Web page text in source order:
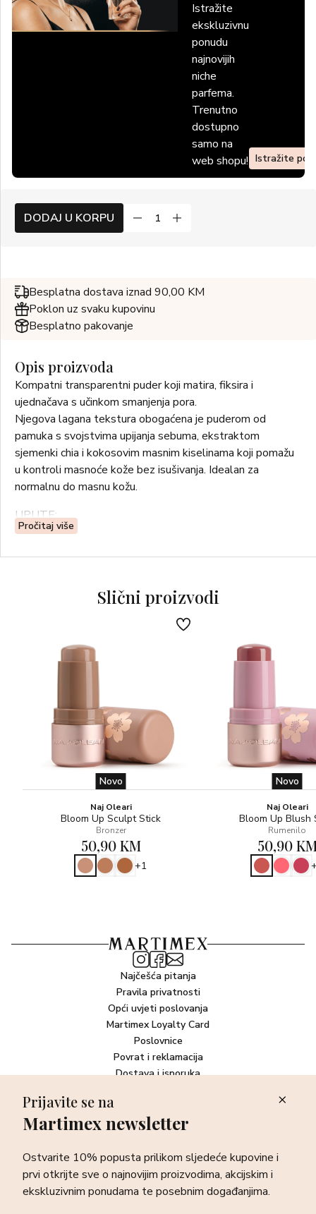
Istražite
ekskluzivnu
ponudu
najnovijih
niche
parfema.
Trenutno
dostupno
samo na
web shopu! Istražite
DODAJ U KORPU
Besplatna dostava iznad 90,00 KM
Poklon uz svaku kupovinu
Besplatno pakovanje
Opis proizvoda
Kompatni transparentni puder koji matira, fiksira i
ujednačava s učinkom smanjenja pora.
Njegova lagana tekstura obogaćena je puderom od
pamuka s svojstvima upijanja sebuma, ekstraktom
sjemenki chia i kokosovim masnim kiselinama koji pomažu
u kontroli masnoće kože bez isušivanja. Idealan za
normalnu do masnu kožu.
UPUTE:
Koristite priloženi aplikator za nanošenje pudera na čelo,
za popravke tijekom dana.
Pročitaj više
Slični proizvodi
Novo
Naj Oleari
Bloom Up Sculpt Stick
Bronzer
50,90 KM
+1
Novo
Naj Oleari
Bloom Up Blush
Rumenilo
50,90
Najčešća pitanja
Pravila privatnosti
Opći uvjeti poslovanja
Martimex Loyalty Card
Poslovnice
Povrat i reklamacija
Dostava i isporuka
Newsletter
sve o najnovijim proizvodima, akcijskim i ekskluzivnim
ponudama te posebnim događanjima.
Prijava
Prijavite se na
Martimex newsletter
Ostvarite 10% popusta prilikom sljedeće kupovine i
prvi otkrijte sve o najnovijim proizvodima, akcijskim i
ekskluzivnim ponudama te posebnim događanjima.